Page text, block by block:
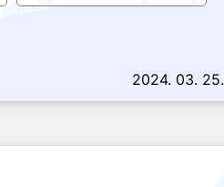
2024. 03. 25.